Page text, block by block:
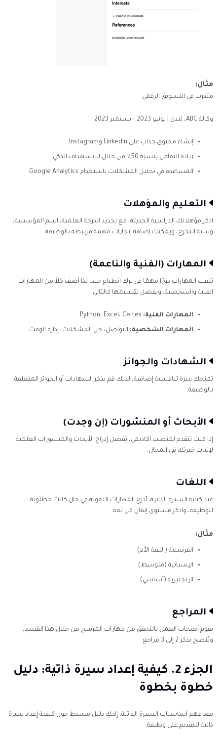
مثال:
متدرب في التسويق الرقمي
وكالة ABC، لندن | يونيو 2023 – سبتمبر 2023
إنشاء محتوى جذاب على LinkedIn وInstagram.
زيادة التفاعل بنسبة 50٪ من خلال الاستهداف الذكي.
المساعدة في تحليل المشكلات باستخدام Google Analytics.
التعليم والمؤهلات
اذكر مؤهلاتك الدراسية الحديثة، مع تحديد الدرجة العلمية، اسم المؤسسة،
وسنة التخرج، ويمكنك إضافة إنجازات مهمة مرتبطة بالوظيفة.
المهارات (الفنية والناعمة)
تلعب المهارات دورًا مهمًا في ترك انطباع جيد، لذا أضف كلاً من المهارات
الفنية والشخصية، ويفضل تقسيمها كالتالي:
المهارات الفنية:
المهارات الشخصية: التواصل، حل المشكلات، إدارة الوقت.
الشهادات والجوائز
تمنحك ميزة تنافسية إضافية، لذلك قم بذكر الشهادات أو الجوائز المتعلقة
بالوظيفة.
الأبحاث أو المنشورات (إن وجدت)
إذا كنت تتقدم لمنصب أكاديمي، يُفضل إدراج الأبحاث والمنشورات العلمية
لإثبات خبرتك في المجال.
اللغات
عند كتابة السيرة الذاتية، أدرج المهارات اللغوية في حال كانت مطلوبة
للوظيفة، واذكر مستوى إتقان كل لغة.
مثال:
الفرنسية (اللغة الأم)
الإسبانية (متوسط)
الإنجليزية (أساسي)
المراجع
يقوم أصحاب العمل بالتحقق من مهارات المرشح من خلال هذا القسم،
ويُنصح بذكر 2 إلى 3 مراجع.
الجزء 2. كيفية إعداد سيرة ذاتية: دليل
خطوة بخطوة
بعد فهم أساسيات السيرة الذاتية، إليك دليل مبسط حول كيفية إعداد سيرة
ذاتية للتقديم على وظيفة: